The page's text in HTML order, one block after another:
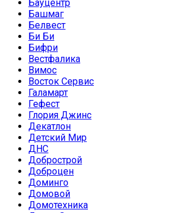
Бауцентр
Башмаг
Белвест
Би Би
Бифри
Вестфалика
Вимос
Восток Сервис
Галамарт
Гефест
Глория Джинс
Декатлон
Детский Мир
ДНС
Добрострой
Доброцен
Доминго
Домовой
Домотехника